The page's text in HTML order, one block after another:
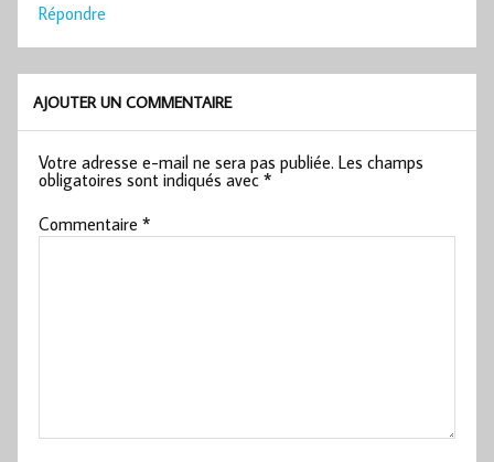
Répondre
AJOUTER UN COMMENTAIRE
Votre adresse e-mail ne sera pas publiée. Les champs
obligatoires sont indiqués avec*
Commentaire*